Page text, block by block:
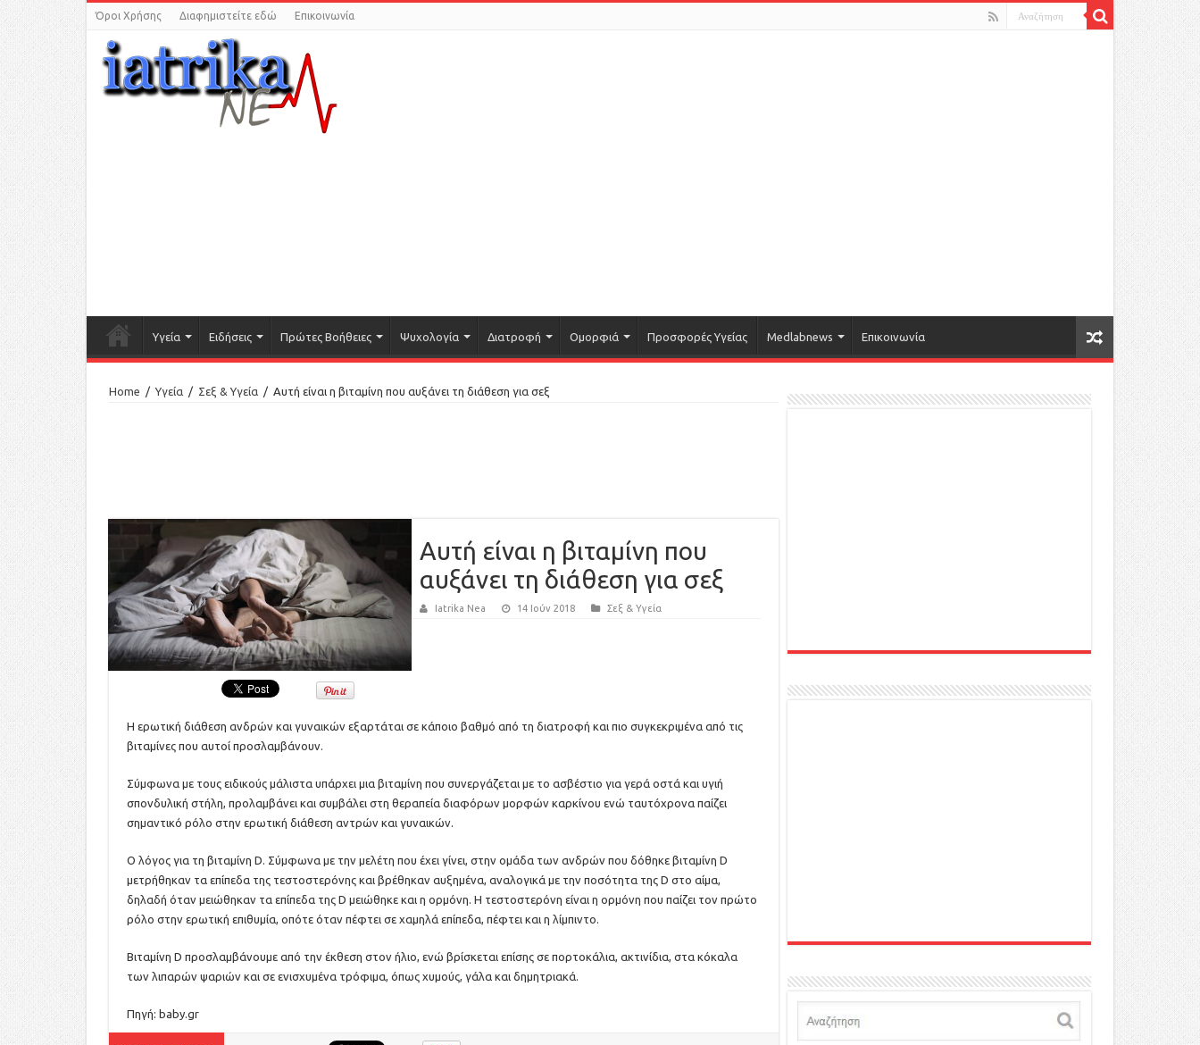
Όροι Χρήσης Διαφημιστείτε εδώ Επικοινωνία
Υγεία Ειδήσεις Πρώτες Βοήθειες Ψυχολογία Διατροφή Ομορφιά Προσφορές Υγείας Medlabnews Επικοινωνία
Home / Υγεία / Σεξ & Υγεία / Αυτή είναι η βιταμίνη που αυξάνει τη διάθεση για σεξ
Αυτή είναι η βιταμίνη που
αυξάνει τη διάθεση για σεξ
Iatrika Nea 14 Ιούν 2018 Σεξ & Υγεία
Η ερωτική διάθεση ανδρών και γυναικών εξαρτάται σε κάποιο βαθμό από τη διατροφή και πιο συγκεκριμένα από τις
βιταμίνες που αυτοί προσλαμβάνουν.
Σύμφωνα με τους ειδικούς μάλιστα υπάρχει μια βιταμίνη που συνεργάζεται με το ασβέστιο για γερά οστά και υγιή
σπονδυλική στήλη, προλαμβάνει και συμβάλει στη θεραπεία διαφόρων μορφών καρκίνου ενώ ταυτόχρονα παίζει
σημαντικό ρόλο στην ερωτική διάθεση αντρών και γυναικών.
Ο λόγος για τη βιταμίνη D. Σύμφωνα με την μελέτη που έχει γίνει, στην ομάδα των ανδρών που δόθηκε βιταμίνη D
μετρήθηκαν τα επίπεδα της τεστοστερόνης και βρέθηκαν αυξημένα, αναλογικά με την ποσότητα της D στο αίμα,
δηλαδή όταν μειώθηκαν τα επίπεδα της D μειώθηκε και η ορμόνη. Η τεστοστερόνη είναι η ορμόνη που παίζει τον πρώτο
ρόλο στην ερωτική επιθυμία, οπότε όταν πέφτει σε χαμηλά επίπεδα, πέφτει και η λίμπιντο.
Βιταμίνη D προσλαμβάνουμε από την έκθεση στον ήλιο, ενώ βρίσκεται επίσης σε πορτοκάλια, ακτινίδια, στα κόκαλα
των λιπαρών ψαριών και σε ενισχυμένα τρόφιμα, όπως χυμούς, γάλα και δημητριακά.
Πηγή: baby.gr